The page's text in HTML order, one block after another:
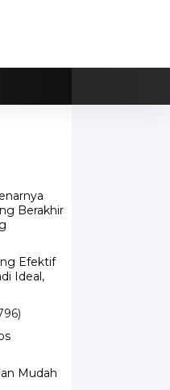
Berakhir
Efektif
Ideal,
Mudah